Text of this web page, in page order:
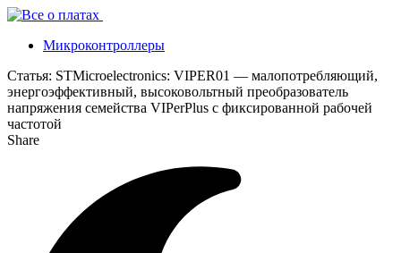
Микроконтроллеры
Статья: STMicroelectronics: VIPER01 — малопотребляющий,
энергоэффективный, высоковольтный преобразователь
напряжения семейства VIPerPlus с фиксированной рабочей
частотой
Share